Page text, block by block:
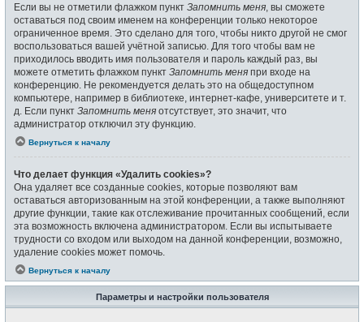
Если вы не отметили флажком пункт Запомнить меня , вы сможете
оставаться под своим именем на конференции только некоторое
ограниченное время. Это сделано для того, чтобы никто другой не смог
воспользоваться вашей учётной записью. Для того чтобы вам не
приходилось вводить имя пользователя и пароль каждый раз, вы
можете отметить флажком пункт Запомнить меня при входе на
конференцию. Не рекомендуется делать это на общедоступном
компьютере, например в библиотеке, интернет-кафе, университете и т.
д. Если пункт Запомнить меня отсутствует, это значит, что
администратор отключил эту функцию.
Вернуться к началу
Что делает функция «Удалить cookies»?
Она удаляет все созданные cookies, которые позволяют вам
оставаться авторизованным на этой конференции, а также выполняют
другие функции, такие как отслеживание прочитанных сообщений, если
эта возможность включена администратором. Если вы испытываете
трудности со входом или выходом на данной конференции, возможно,
удаление cookies может помочь.
Вернуться к началу
Параметры и настройки пользователя